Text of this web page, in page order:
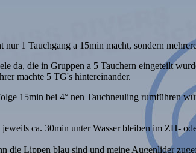
1 Tauchgang a 15min macht, sondern
da, die in Gruppen a 5 Tauchern eingeteilt
machte 5 TG's hintereinander.
15min bei 4° nen Tauchneuling
ca. 30min unter Wasser bleiben im ZH-
die Lippen blau sind und meine Augenlider